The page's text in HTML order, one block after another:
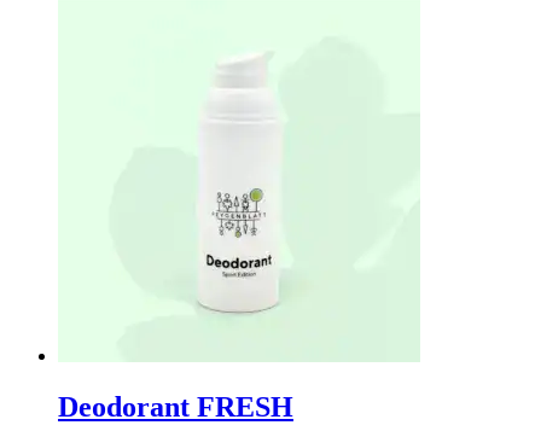
Deodorant FRESH